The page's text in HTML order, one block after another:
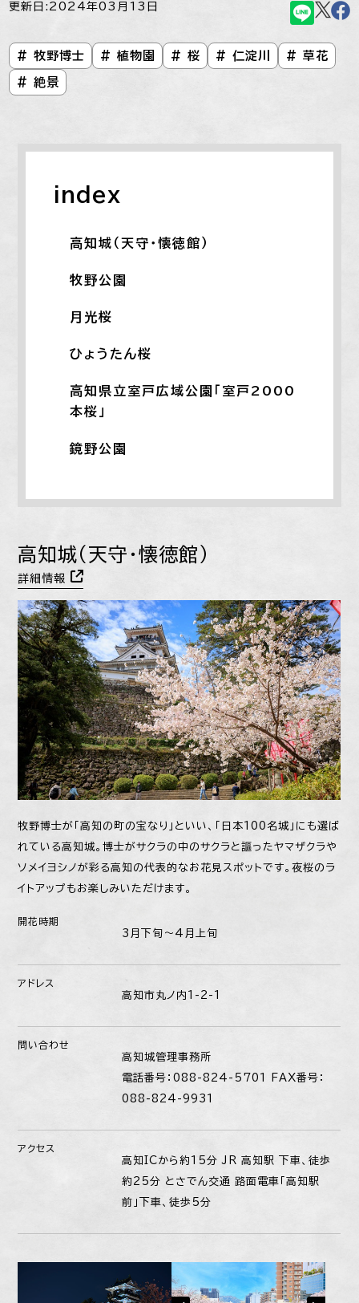
更新日:2024年03月13日
# 牧野博士 # 植物園 # 桜 # 仁淀川 # 草花
# 絶景
index
高知城（天守・懐徳館）
牧野公園
月光桜
ひょうたん桜
高知県立室戸広域公園「室戸2000
本桜」
鏡野公園
高知城（天守・懐徳館）
詳細情報
牧野博士が「高知の町の宝なり」といい、「日本100名城」にも選ば
れている高知城。博士がサクラの中のサクラと謳ったヤマザクラや
ソメイヨシノが彩る高知の代表的なお花見スポットです。夜桜のラ
イトアップもお楽しみいただけます。
開花時期
3月下旬〜4月上旬
アドレス
高知市丸ノ内1-2-1
問い合わせ
高知城管理事務所
電話番号：088-824-5701 FAX番号：
088-824-9931
アクセス
高知ICから約15分 JR 高知駅 下車、徒歩
約25分 とさでん交通 路面電車「高知駅
前」下車、徒歩5分